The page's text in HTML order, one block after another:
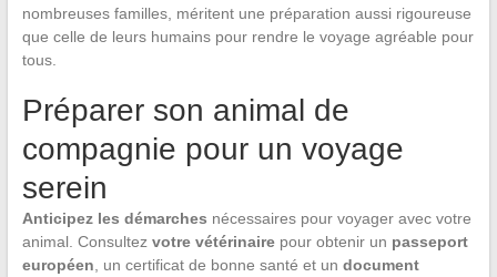
nombreuses familles, méritent une préparation aussi rigoureuse
que celle de leurs humains pour rendre le voyage agréable pour
tous.
Préparer son animal de
compagnie pour un voyage
serein
Anticipez les démarches nécessaires pour voyager avec votre
animal. Consultez votre vétérinairepour obtenir un passeport
européen , un certificat de bonne santé et un document